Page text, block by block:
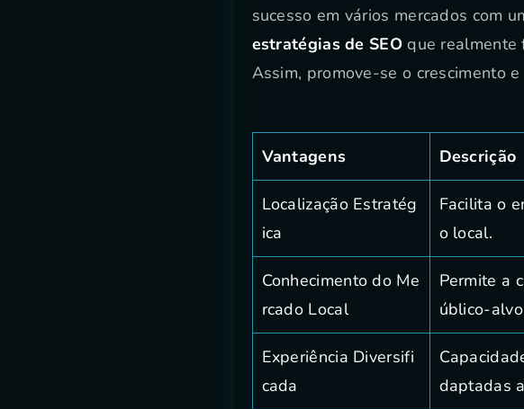
sucesso em vários mercados com
estratégias de SEOque realmente
Assim, promove-se o crescimento
Vantagens Descrição
Localização Estratég
ica
Facilita o
o local.
Conhecimento do Me
rcado Local
Permite a
úblico-
Experiência Diversifi
cada
daptadas